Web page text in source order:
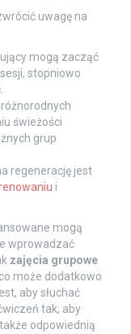
uwagę na
mogą zacząć
stopniowo
świeżości
grup
regenerację jest
i
mogą
wprowadzać
zajęcia grupowe
może dodatkowo
aby słuchać
tak, aby
odpowiednią